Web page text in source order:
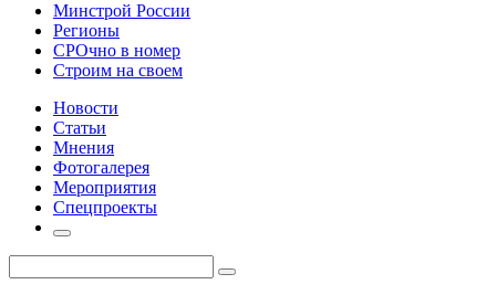
Минстрой России
Регионы
СРОчно в номер
Строим на своем
Новости
Статьи
Мнения
Фотогалерея
Мероприятия
Спецпроекты